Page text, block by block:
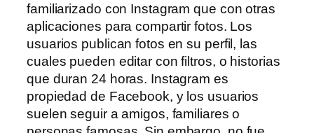
familiarizado con Instagram que con otras
aplicaciones para compartir fotos. Los
usuarios publican fotos en su perfil, las
cuales pueden editar con filtros, o historias
que duran 24 horas. Instagram es
propiedad de Facebook, y los usuarios
suelen seguir a amigos, familiares o